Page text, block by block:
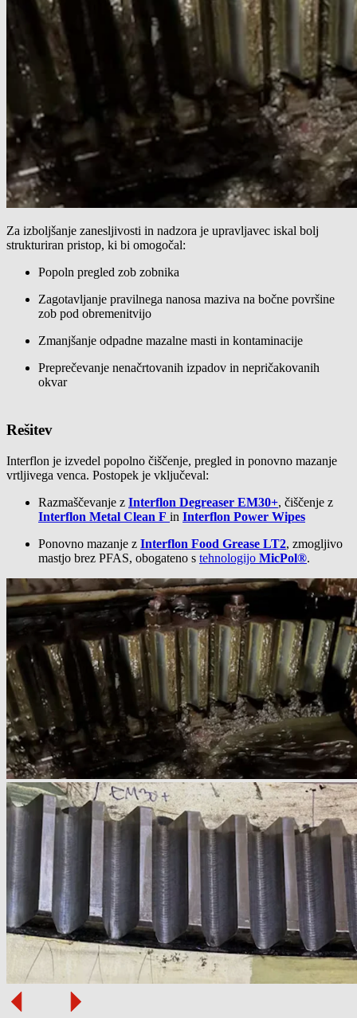
Za izboljšanje zanesljivosti in nadzora je upravljavec iskal bolj
strukturiran pristop, ki bi omogočal:
Popoln pregled zob zobnika
Zagotavljanje pravilnega nanosa maziva na bočne površine
zob pod obremenitvijo
Zmanjšanje odpadne mazalne masti in kontaminacije
Preprečevanje nenačrtovanih izpadov in nepričakovanih
okvar
Rešitev
Interflon je izvedel popolno čiščenje, pregled in ponovno mazanje
vrtljivega venca. Postopek je vključeval:
Razmaščevanje z Interflon Degreaser EM30+, čiščenje z
Interflon Metal Clean F in Interflon Power Wipes
Ponovno mazanje z Interflon Food Grease LT2, zmogljivo
mastjo brez PFAS, obogateno s tehnologijo MicPol®.